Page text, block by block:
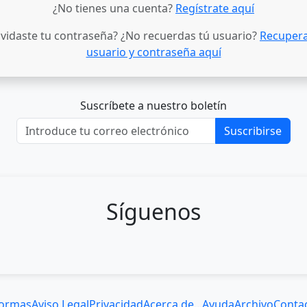
¿No tienes una cuenta? Regístrate aquí
tu contraseña? ¿No recuerdas tú usuario?
usuario y contraseña aquí
Suscríbete a nuestro boletín
Suscribirse
Síguenos